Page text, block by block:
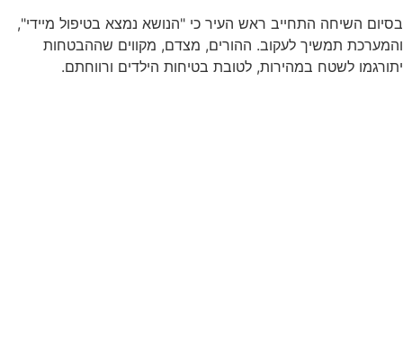
בסיום השיחה התחייב ראש העיר כי "הנושא נמצא בטיפול מיידי",
והמערכת תמשיך לעקוב. ההורים, מצדם, מקווים שההבטחות
יתורגמו לשטח במהירות, לטובת בטיחות הילדים ורווחתם.